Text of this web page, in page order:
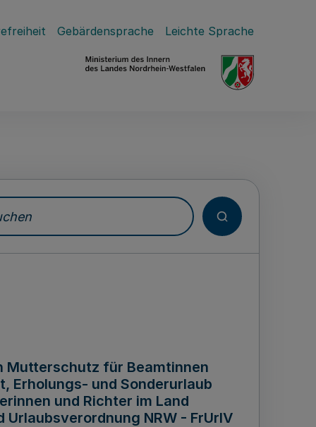
Gebärdensprache Leichte Sprache
Mutterschutz für Beamtinnen
Erholungs- und Sonderurlaub
und Richter im Land
NRW - FrUrlV